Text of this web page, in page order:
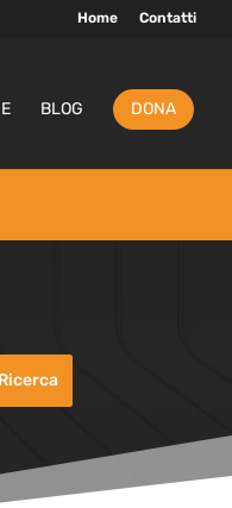
Home Contatti
BLOG DONA